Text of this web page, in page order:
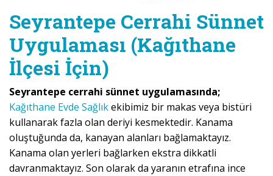
Seyrantepe Cerrahi Sünnet
Uygulaması (Kağıthane
İlçesi İçin)
Seyrantepe cerrahi sünnet uygulamasında;
Kağıthane Evde Sağlıkekibimiz bir makas veya bistüri
kullanarak fazla olan deriyi kesmektedir. Kanama
oluştuğunda da, kanayan alanları bağlamaktayız.
Kanama olan yerleri bağlarken ekstra dikkatli
davranmaktayız. Son olarak da yaranın etrafına ince